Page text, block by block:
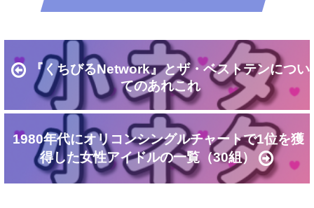
『くちびるNetwork』とザ・ベストテンについ
てのあれこれ
1980年代にオリコンシングルチャートで1位を獲
得した女性アイドルの一覧（30組）